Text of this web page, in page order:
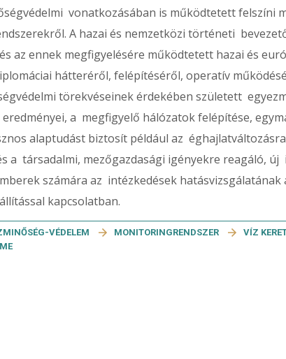
vonatkozásában is működtetett felszíni
A hazai és nemzetközi történeti
az ennek megfigyelésére működtetett hazai és
hátteréről, felépítéséről, operatív
törekvéseinek érdekében született
a megfigyelő hálózatok felépítése,
alaptudást biztosít például az
a társadalmi, mezőgazdasági igényekre reagáló, új
számára az intézkedések hatásvizsgálatának
kapcsolatban.
VÉDELEM MONITORINGRENDSZER VÍZ